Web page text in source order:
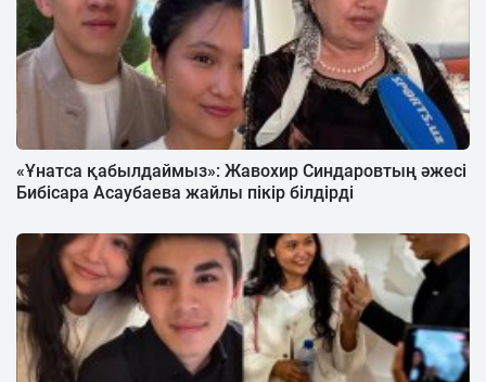
«Ұнатса қабылдаймыз»: Жавохир Синдаровтың әжесі
Бибісара Асаубаева жайлы пікір білдірді